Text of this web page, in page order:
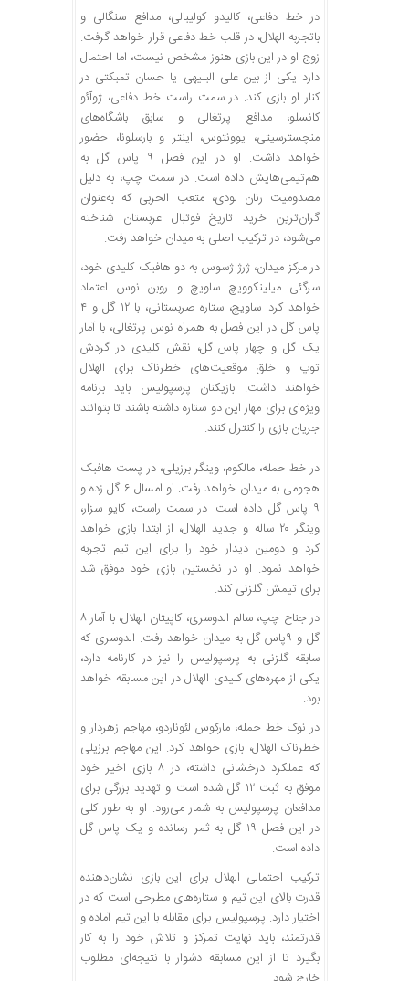
در خط دفاعی، کالیدو کولیبالی، مدافع سنگالی و
باتجربه الهلال، در قلب خط دفاعی قرار خواهد گرفت.
زوج او در این بازی هنوز مشخص نیست، اما احتمال
دارد یکی از بین علی البلیهی یا حسان تمبکتی در
کنار او بازی کند. در سمت راست خط دفاعی، ژوآئو
کانسلو، مدافع پرتغالی و سابق باشگاه‌های
منچسترسیتی، یوونتوس، اینتر و بارسلونا، حضور
خواهد داشت. او در این فصل ۹ پاس گل به
هم‌تیمی‌هایش داده است. در سمت چپ، به دلیل
مصدومیت رنان لودی، متعب الحربی که به‌عنوان
گران‌ترین خرید تاریخ فوتبال عربستان شناخته
می‌شود، در ترکیب اصلی به میدان خواهد رفت.
در مرکز میدان، ژرژ ژسوس به دو هافبک کلیدی خود،
سرگئی میلینکوویچ ساویچ و روبن نوس اعتماد
خواهد کرد. ساویچ، ستاره صربستانی، با ۱۲ گل و ۴
پاس گل در این فصل به همراه نوس پرتغالی، با آمار
یک گل و چهار پاس گل، نقش کلیدی در گردش
توپ و خلق موقعیت‌های خطرناک برای الهلال
خواهند داشت. بازیکنان پرسپولیس باید برنامه
ویژه‌ای برای مهار این دو ستاره داشته باشند تا بتوانند
جریان بازی را کنترل کنند.
در خط حمله، مالکوم، وینگر برزیلی، در پست هافبک
هجومی به میدان خواهد رفت. او امسال ۶ گل زده و
۹ پاس گل داده است. در سمت راست، کایو سزار،
وینگر ۲۰ ساله و جدید الهلال، از ابتدا بازی خواهد
کرد و دومین دیدار خود را برای این تیم تجربه
خواهد نمود. او در نخستین بازی خود موفق شد
برای تیمش گلزنی کند.
در جناح چپ، سالم الدوسری، کاپیتان الهلال، با آمار ۸
گل و ۹پاس گل به میدان خواهد رفت. الدوسری که
سابقه گلزنی به پرسپولیس را نیز در کارنامه دارد،
یکی از مهره‌های کلیدی الهلال در این مسابقه خواهد
بود.
در نوک خط حمله، مارکوس لئوناردو، مهاجم زهردار و
خطرناک الهلال، بازی خواهد کرد. این مهاجم برزیلی
که عملکرد درخشانی داشته، در ۸ بازی اخیر خود
موفق به ثبت ۱۲ گل شده است و تهدید بزرگی برای
مدافعان پرسپولیس به شمار می‌رود. او به طور کلی
در این فصل ۱۹ گل به ثمر رسانده و یک پاس گل
داده است.
ترکیب احتمالی الهلال برای این بازی نشان‌دهنده
قدرت بالای این تیم و ستاره‌های مطرحی است که در
اختیار دارد. پرسپولیس برای مقابله با این تیم آماده و
قدرتمند، باید نهایت تمرکز و تلاش خود را به کار
بگیرد تا از این مسابقه دشوار با نتیجه‌ای مطلوب